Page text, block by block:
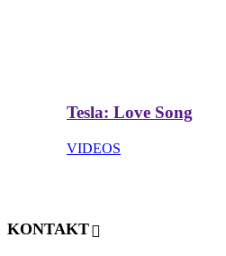
Tesla: Love Song
VIDEOS
KONTAKT